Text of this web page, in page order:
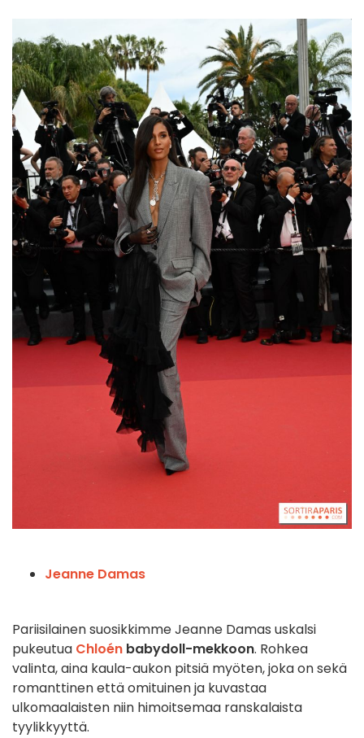
Jeanne Damas
Pariisilainen suosikkimme Jeanne Damas uskalsi
pukeutua Chloén babydoll-mekkoon. Rohkea
valinta, aina kaula-aukon pitsiä myöten, joka on sekä
romanttinen että omituinen ja kuvastaa
ulkomaalaisten niin himoitsemaa ranskalaista
tyylikkyyttä.